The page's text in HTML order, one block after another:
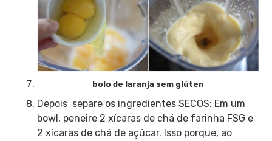
bolo de laranja sem glúten
Depois separe os ingredientes SECOS: Em um
bowl, peneire 2 xícaras de chá de farinha FSG e
2 xícaras de chá de açúcar. Isso porque, ao